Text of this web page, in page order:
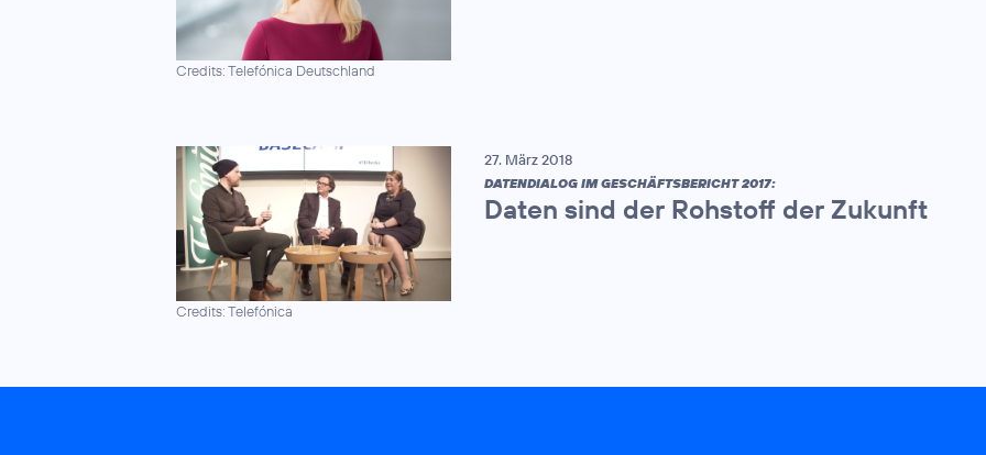
Credits: Telefónica Deutschland
Credits: Telefónica
27. März 2018
DATENDIALOG IM GESCHÄFTSBERICHT 2017:
Daten sind der Rohstoff der Zukunft